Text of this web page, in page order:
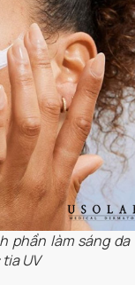
phần làm sáng
UV